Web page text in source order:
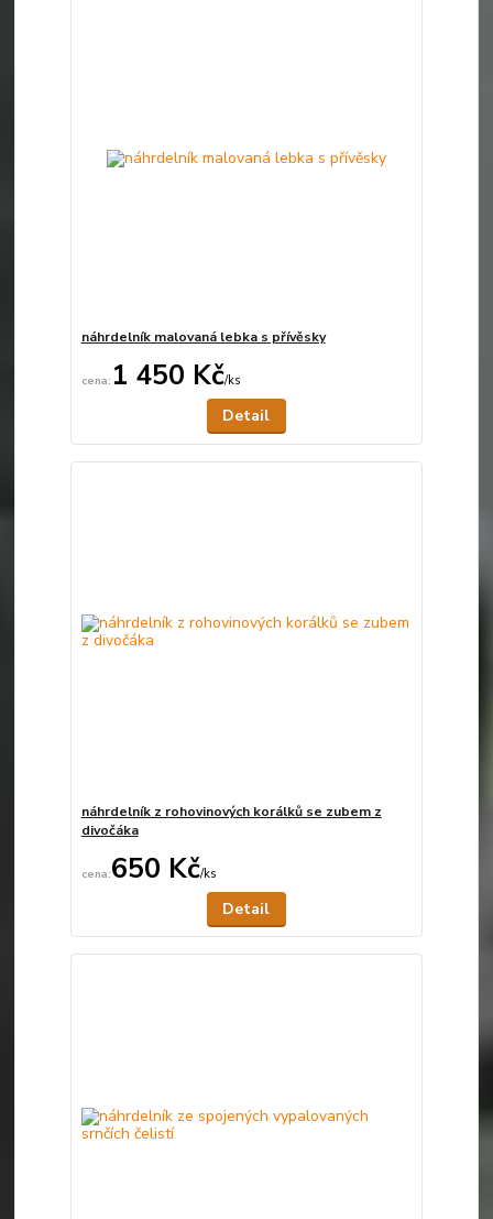
náhrdelník malovaná lebka s přívěsky
1 450 Kč/ks
Detail
náhrdelník z rohovinových korálků se zubem z
divočáka
650 Kč/ks
Detail